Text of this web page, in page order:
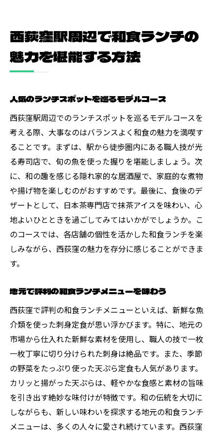
和食ランチで注目の新店舗をチェック
西荻窪でのランチタイムを充実させる方法
新鮮な食材と職人技が光る西荻窪のランチスポ
地元産の素材を活かしたおすすめメニュー
職人の技が光る和食の芸術品を堪能
食材へのこだわりが感じられる店舗選び
季節の一皿を楽しむためのポイント
新鮮な食材を使った創作和食の魅力
職人技が光る限定メニューの楽しみ方
和の伝統とおしゃれな空間で楽しむ西荻窪のラ
ンチ
和の美を感じる店舗デザインの特徴
伝統的な調理法が織りなす和食の世界
和の文化が薫る店内で味わう至福の時
おしゃれな空間で楽しむ現代風和食
古き良き和の伝統を堪能できる店選び
地元で愛される厳選和食ランチスポット5選を紹
介
地元の人々が通う隠れた名店を訪ねる
口コミで話題の和食ランチを体験
常連客が薦めるランチメニューとは
和食ランチの名店で味わう心地よいひとと
西荻窪駅周辺で和食ランチの
魅力を堪能する方法
人気のランチスポットを巡るモデルコース
西荻窪駅周辺でのランチスポットを巡るモデルコースを
考える際、大事なのはバランスよく和食の魅力を満喫す
ることです。まずは、駅から徒歩圏内にある職人技が光
る寿司店で、旬の魚を使った握りを堪能しましょう。次
に、和の趣を感じる隠れ家的な居酒屋で、家庭的な煮物
や揚げ物を楽しむのがおすすめです。最後に、食後のデ
ザートとして、日本茶専門店で抹茶アイスを味わい、心
地よいひとときを過ごしてみてはいかがでしょうか。こ
のコースでは、各店舗の個性を活かした和食ランチを楽
しみながら、西荻窪の魅力を存分に感じることができま
す。
地元で評判の和食ランチメニューを味わう
西荻窪で評判の和食ランチメニューといえば、新鮮な魚
介類を使った刺身定食が思い浮かびます。特に、地元の
市場から仕入れた新鮮な素材を使用し、職人の技で一枚
一枚丁寧に切り分けられた刺身は絶品です。また、季節
の野菜をたっぷり使った天ぷら定食も人気があります。
カリッと揚がった天ぷらは、軽やかな食感と素材の旨味
を引き出す絶妙な味付けが特徴です。和の伝統を大切に
しながらも、新しい味わいを探求する地元の和食ランチ
メニューは、多くの人々に愛され続けています。西荻窪